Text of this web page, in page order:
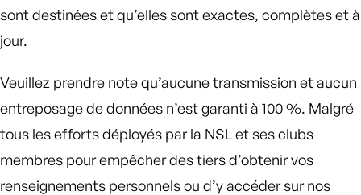
sont destinées et qu’elles sont exactes, complètes et à
jour.
Veuillez prendre note qu’aucune transmission et aucun
entreposage de données n’est garanti à 100 %. Malgré
tous les efforts déployés par la NSL et ses clubs
membres pour empêcher des tiers d’obtenir vos
renseignements personnels ou d’y accéder sur nos